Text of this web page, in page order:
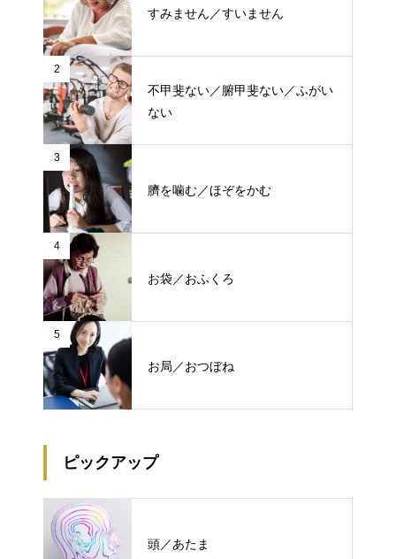
すみません／すいません
2
不甲斐ない／腑甲斐ない／ふがい
ない
3
臍を噛む／ほぞをかむ
4
お袋／おふくろ
5
お局／おつぼね
ピックアップ
頭／あたま